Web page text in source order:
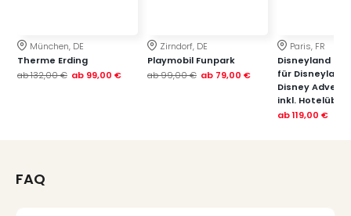
München, DE
Therme Erding
ab132,00 € ab 99,00 €
Zirndorf, DE
Playmobil Funpark
ab99,00 € ab 79,00 €
Paris, FR
Disneyland
für
Disney
inkl.
ab119,00 €
FAQ